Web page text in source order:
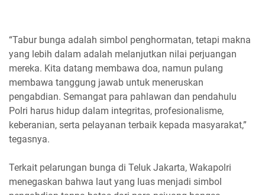
“Tabur bunga adalah simbol penghormatan, tetapi makna
yang lebih dalam adalah melanjutkan nilai perjuangan
mereka. Kita datang membawa doa, namun pulang
membawa tanggung jawab untuk meneruskan
pengabdian. Semangat para pahlawan dan pendahulu
Polri harus hidup dalam integritas, profesionalisme,
keberanian, serta pelayanan terbaik kepada masyarakat,”
tegasnya.
Terkait pelarungan bunga di Teluk Jakarta, Wakapolri
menegaskan bahwa laut yang luas menjadi simbol